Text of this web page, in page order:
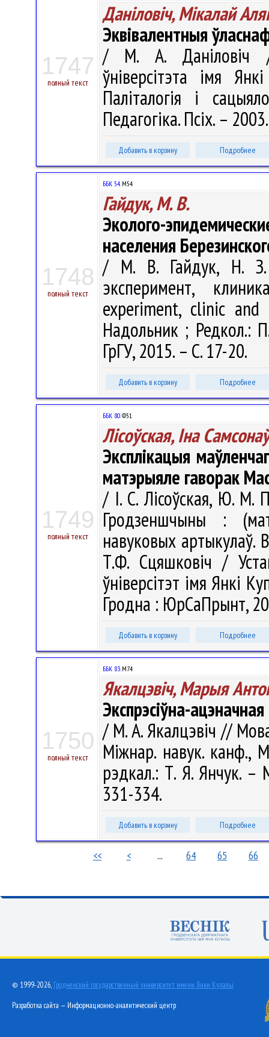
1747
полный текст
Даніловіч, Мікалай
Эквівалентныя
/ М. А. Даніловіч //
ўніверсітэта імя
Паліталогія і
Педагогіка. Псіх. –
Добавить в корзину Подробнее
1748
полный текст
ББК 54.М54
Гайдук, М. В.
Эколого-
населения
/ М. В. Гайдук, Н. З.
эксперимент,
experiment, clinic
Надольник ; Редкол.:
ГрГУ, 2015. – С. 17-20.
Добавить в корзину Подробнее
1749
полный текст
ББК 80.Ф51
Лісоўская, Іна
Эксплікацыя
матэрыяле гаворак
/ І. С. Лісоўская, Ю. М.
Гродзеншчыны :
навуковых
Т.Ф. Сцяшковіч /
ўніверсітэт імя Янкі
Гродна : ЮрСаПрынт,
Добавить в корзину Подробнее
1750
полный текст
ББК 83.М74
Якалцэвіч, Марыя
Экспрэсіўна-
/ М. А. Якалцэвіч //
Міжнар. навук. канф.,
рэдкал.: Т. Я. Янчук. –
331-334.
Добавить в корзину Подробнее
<< < ... 64 65 66
© 1999-2026, Гродненский государственный университет имени Янки Купалы
Разработка сайта — Информационно-аналитический центр